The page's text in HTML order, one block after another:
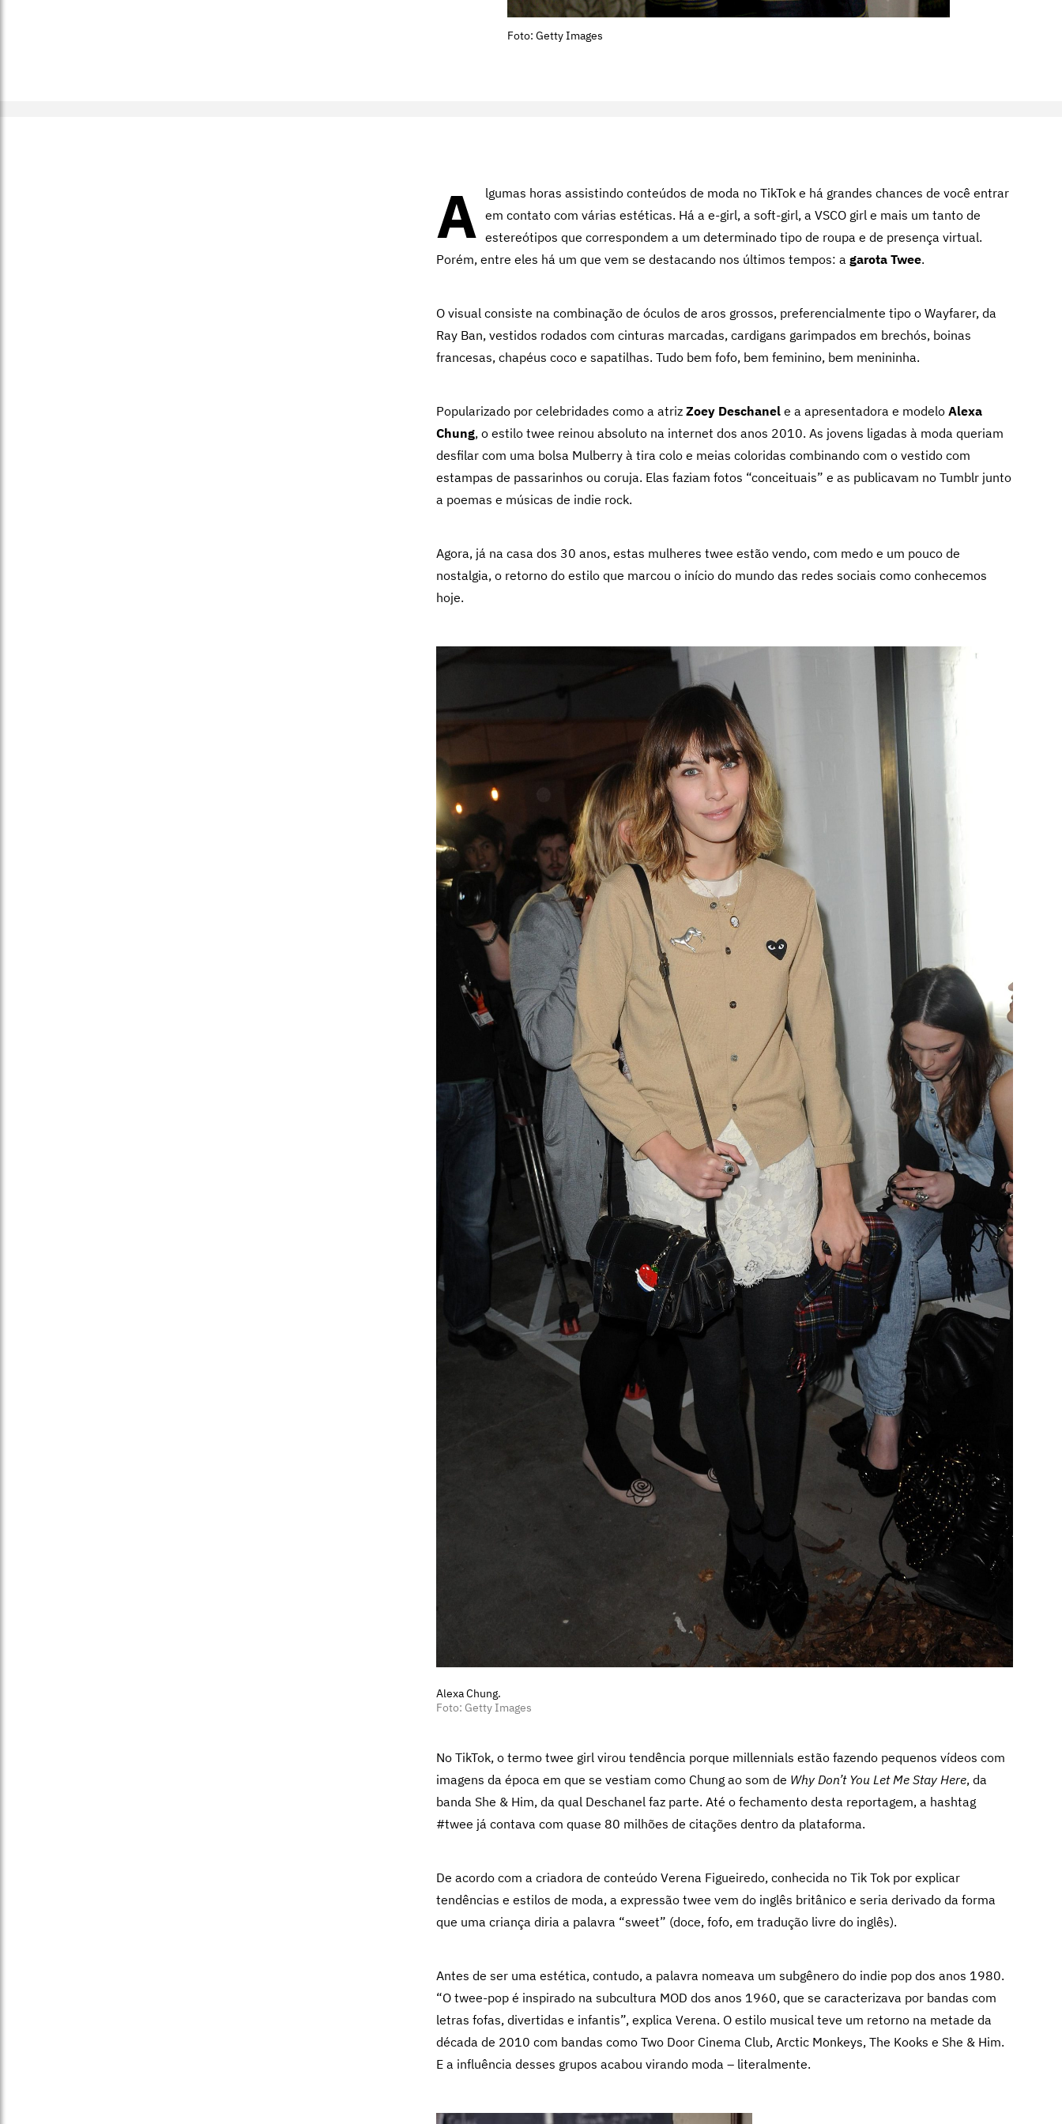
Foto: Getty Images
A lgumas horas assistindo conteúdos de moda no TikTok e há grandes chances de você entrar
em contato com várias estéticas. Há a e-girl, a soft-girl, a VSCO girl e mais um tanto de
estereótipos que correspondem a um determinado tipo de roupa e de presença virtual.
Porém, entre eles há um que vem se destacando nos últimos tempos: a garota Twee.
O visual consiste na combinação de óculos de aros grossos, preferencialmente tipo o Wayfarer, da
Ray Ban, vestidos rodados com cinturas marcadas, cardigans garimpados em brechós, boinas
francesas, chapéus coco e sapatilhas. Tudo bem fofo, bem feminino, bem menininha.
Popularizado por celebridades como a atriz Zoey Deschanel e a apresentadora e modelo Alexa
Chung, o estilo twee reinou absoluto na internet dos anos 2010. As jovens ligadas à moda queriam
desfilar com uma bolsa Mulberry à tira colo e meias coloridas combinando com o vestido com
estampas de passarinhos ou coruja. Elas faziam fotos “conceituais” e as publicavam no Tumblr junto
a poemas e músicas de indie rock.
Agora, já na casa dos 30 anos, estas mulheres twee estão vendo, com medo e um pouco de
nostalgia, o retorno do estilo que marcou o início do mundo das redes sociais como conhecemos
hoje.
Alexa Chung.
Foto: Getty Images
No TikTok, o termo twee girl virou tendência porque millennials estão fazendo pequenos vídeos com
imagens da época em que se vestiam como Chung ao som de Why Don’t You Let Me Stay Here, da
banda She & Him, da qual Deschanel faz parte. Até o fechamento desta reportagem, a hashtag
#twee já contava com quase 80 milhões de citações dentro da plataforma.
De acordo com a criadora de conteúdo Verena Figueiredo, conhecida no Tik Tok por explicar
tendências e estilos de moda, a expressão twee vem do inglês britânico e seria derivado da forma
que uma criança diria a palavra “sweet” (doce, fofo, em tradução livre do inglês).
Antes de ser uma estética, contudo, a palavra nomeava um subgênero do indie pop dos anos 1980.
“O twee-pop é inspirado na subcultura MOD dos anos 1960, que se caracterizava por bandas com
letras fofas, divertidas e infantis”, explica Verena. O estilo musical teve um retorno na metade da
década de 2010 com bandas como Two Door Cinema Club, Arctic Monkeys, The Kooks e She & Him.
E a influência desses grupos acabou virando moda – literalmente.